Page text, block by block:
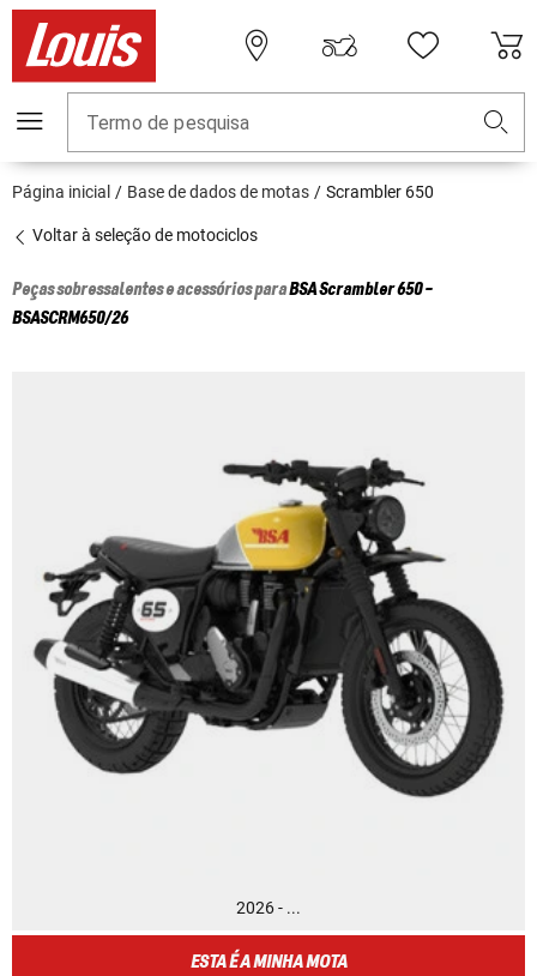
Termo de pesquisa
Página inicial Base de dados de motas Scrambler 650
Voltar à seleção de motociclos
Peças sobressalentes e acessórios paraBSAScrambler 650 -
BSASCRM650/26
2026 - ...
ESTA É A MINHA MOTA